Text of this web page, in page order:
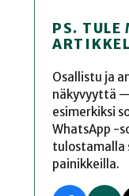
PS. TULE
Osallistu ja
näkyvyyttä
esimerkiksi
WhatsApp -
tulostamalla
painikkeilla.